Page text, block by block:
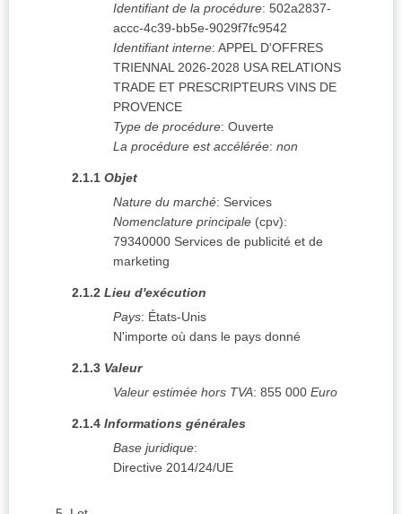
Identifiant de la procédure: 502a2837-
accc-4c39-bb5e-9029f7fc9542
Identifiant interne: APPEL D'OFFRES
TRIENNAL 2026-2028 USA RELATIONS
TRADE ET PRESCRIPTEURS VINS DE
PROVENCE
Type de procédure: Ouverte
La procédure est accélérée: non
2.1.1 Objet
Nature du marché: Services
Nomenclature principale (cpv):
79340000 Services de publicité et de
marketing
2.1.2 Lieu d'exécution
Pays: États-Unis
N'importe où dans le pays donné
2.1.3 Valeur
Valeur estimée hors TVA: 855 000 Euro
2.1.4 Informations générales
Base juridique:
Directive 2014/24/UE